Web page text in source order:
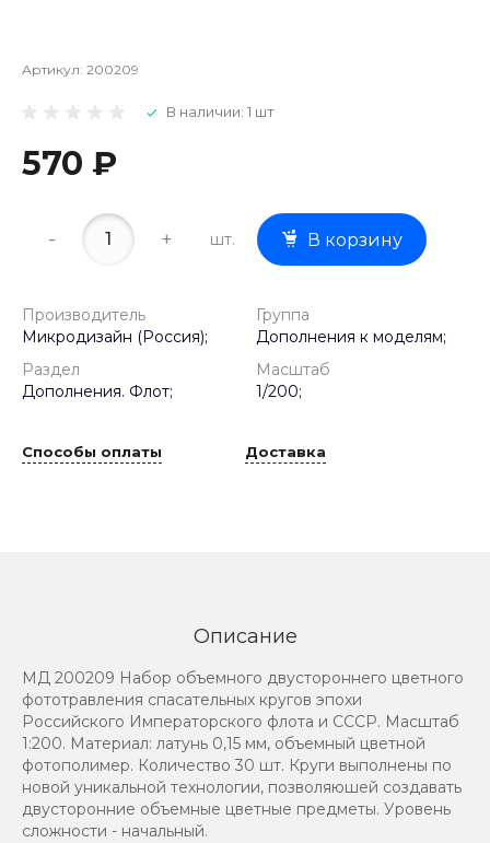
Артикул: 200209
В наличии: 1 шт
570 ₽
- + шт. В корзину
Производитель
Микродизайн (Россия);
Группа
Дополнения к моделям;
Раздел
Дополнения. Флот;
Масштаб
1/200;
Способы оплаты Доставка
Описание
МД 200209 Набор объемного двустороннего цветного
фототравления спасательных кругов эпохи
Российского Императорского флота и СССР. Масштаб
1:200. Материал: латунь 0,15 мм, объемный цветной
фотополимер. Количество 30 шт. Круги выполнены по
новой уникальной технологии, позволяюшей создавать
двусторонние объемные цветные предметы. Уровень
сложности - начальный.